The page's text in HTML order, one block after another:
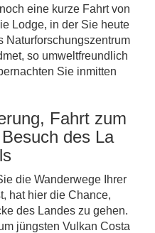
eine kurze Fahrt von
Lodge, in der Sie heute
Naturforschungszentrum
so umweltfreundlich
Sie inmitten
Fahrt zum
des La
die Wanderwege Ihrer
hat hier die Chance,
des Landes zu gehen.
jüngsten Vulkan Costa